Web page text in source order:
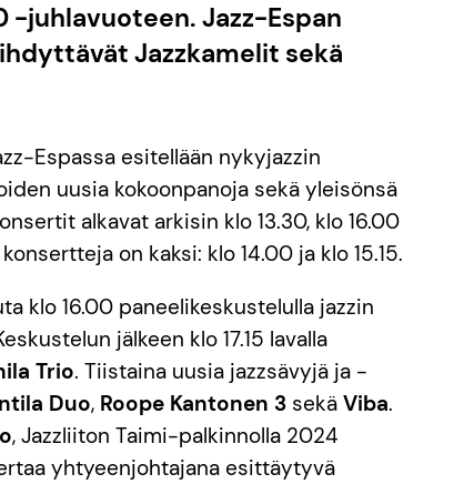
-juhlavuoteen. Jazz-Espan
Jazzkamelit sekä
Espassa esitellään nykyjazzin
uusia kokoonpanoja sekä yleisönsä
alkavat arkisin klo 13.30, klo 16.00
on kaksi: klo 14.00 ja klo 15.15.
klo 16.00 paneelikeskustelulla jazzin
jälkeen klo 17.15 lavalla
Trio. Tiistaina uusia jazzsävyjä ja -
Duo, Roope Kantonen 3 sekä Viba.
, Jazzliiton Taimi-palkinnolla 2024
yhtyeenjohtajana esittäytyvä